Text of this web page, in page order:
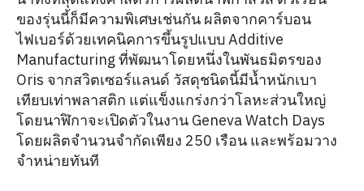
ของรุ่นนี้ก็มีความพิเศษเช่นกัน ผลิตจากคาร์บอน
ไฟเบอร์ด้วยเทคนิคการขึ้นรูปแบบ Additive
Manufacturing ที่พัฒนาโดยหนึ่งในพันธมิตรของ
Oris จากสวิตเซอร์แลนด์ วัสดุชนิดนี้มีน้ำหนักเบา
เทียบเท่าพลาสติก แต่แข็งแกร่งกว่าโลหะส่วนใหญ่
โดยนาฬิกาจะเปิดตัวในงาน Geneva Watch Days
โดยผลิตจำนวนจำกัดเพียง 250 เรือน และพร้อมวาง
จำหน่ายทันที